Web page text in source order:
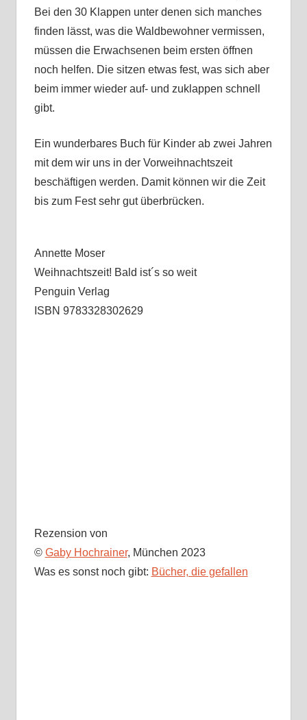
Bei den 30 Klappen unter denen sich manches
finden lässt, was die Waldbewohner vermissen,
müssen die Erwachsenen beim ersten öffnen
noch helfen. Die sitzen etwas fest, was sich aber
beim immer wieder auf- und zuklappen schnell
gibt.
Ein wunderbares Buch für Kinder ab zwei Jahren
mit dem wir uns in der Vorweihnachtszeit
beschäftigen werden. Damit können wir die Zeit
bis zum Fest sehr gut überbrücken.
Annette Moser
Weihnachtszeit! Bald ist´s so weit
Penguin Verlag
ISBN 9783328302629
Rezension von
© Gaby Hochrainer, München 2023
Was es sonst noch gibt: Bücher, die gefallen